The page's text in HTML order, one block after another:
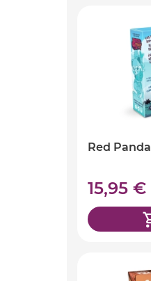
Red Panda
15,95 €